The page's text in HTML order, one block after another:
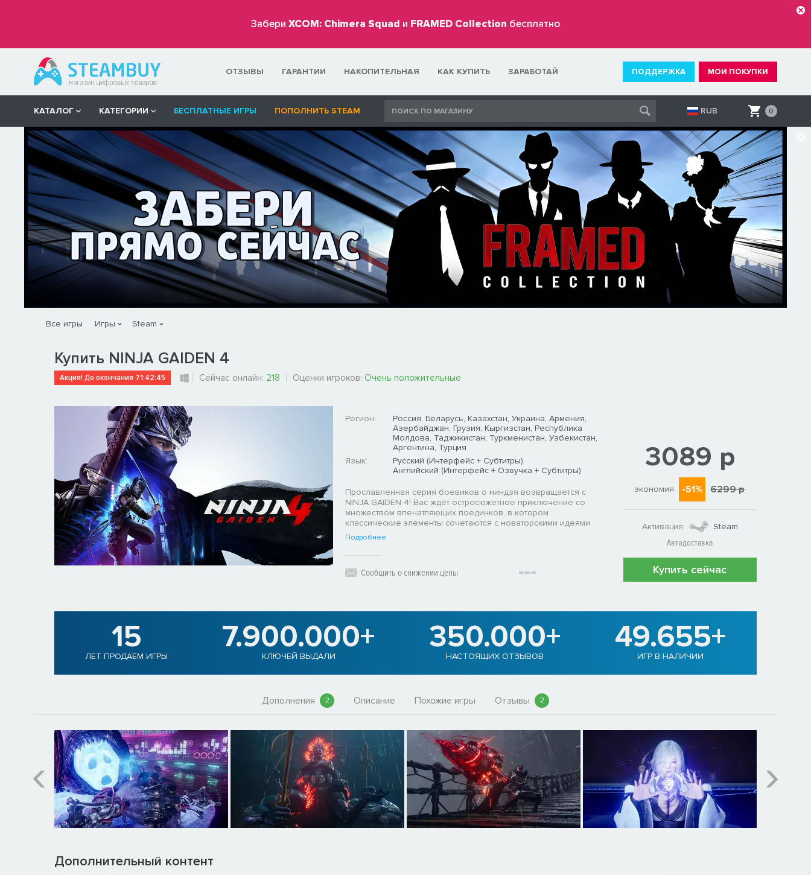
Забери XCOM: Chimera Squad и FRAMED Collection бесплатно
ОТЗЫВЫ ГАРАНТИИ НАКОПИТЕЛЬНАЯ КАК КУПИТЬ ЗАРАБОТАЙ ПОДДЕРЖКА МОИ ПОКУПКИ
КАТАЛОГ КАТЕГОРИИ БЕСПЛАТНЫЕ ИГРЫ ПОПОЛНИТЬ STEAM RUB 0
Все игры Игры Steam
Купить NINJA GAIDEN 4
Акция! До окончания 71:42:45 Сейчас онлайн: 218 Оценки игроков: Очень положительные
Регион:
Россия, Беларусь, Казахстан, Украина, Армения,
Азербайджан, Грузия, Кыргизстан, Республика
Молдова, Таджикистан, Туркменистан, Узбекистан,
Аргентина, Турция
Язык:
Русский (Интерфейс + Субтитры)
Английский (Интерфейс + Озвучка + Субтитры)
Прославленная серия боевиков о ниндзя возвращается с
NINJA GAIDEN 4! Вас ждёт остросюжетное приключение со
множеством впечатляющих поединков, в котором
классические элементы сочетаются с новаторскими идеями.
Подробнее
Сообщить о снижении цены
3089 р
экономия -51% 6299 р
Активация:
Steam
Автодоставка
Купить сейчас
15
ЛЕТ ПРОДАЕМ ИГРЫ
7.900.000+
КЛЮЧЕЙ ВЫДАЛИ
350.000+
НАСТОЯЩИХ ОТЗЫВОВ
49.655+
ИГР В НАЛИЧИИ
Дополнения 2 Описание Похожие игры Отзывы 2
Дополнительный контент